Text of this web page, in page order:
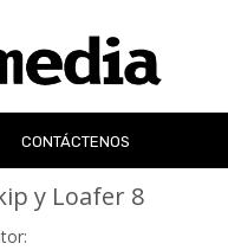
CONTÁCTENOS
y Loafer 8